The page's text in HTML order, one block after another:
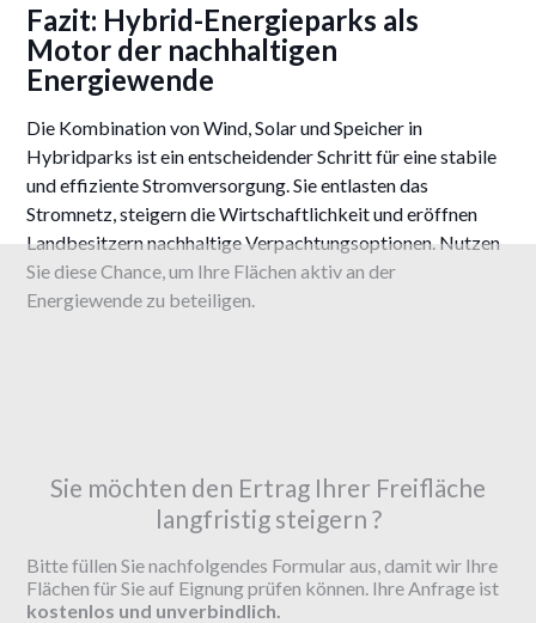
Fazit: Hybrid-Energieparks als
Motor der nachhaltigen
Energiewende
Die Kombination von Wind, Solar und Speicher in
Hybridparks ist ein entscheidender Schritt für eine stabile
und effiziente Stromversorgung. Sie entlasten das
Stromnetz, steigern die Wirtschaftlichkeit und eröffnen
Landbesitzern nachhaltige Verpachtungsoptionen. Nutzen
Sie diese Chance, um Ihre Flächen aktiv an der
Energiewende zu beteiligen.
Sie möchten den Ertrag Ihrer Freifläche
langfristig steigern ?
Bitte füllen Sie nachfolgendes Formular aus, damit wir Ihre
Flächen für Sie auf Eignung prüfen können. Ihre Anfrage ist
kostenlos und unverbindlich.